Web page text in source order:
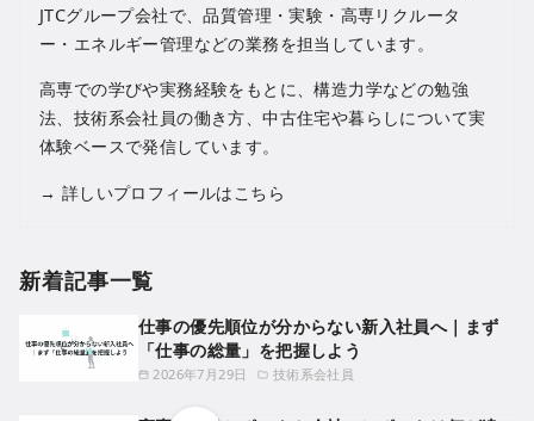
JTCグループ会社で、品質管理・実験・高専リクルータ
ー・エネルギー管理などの業務を担当しています。
高専での学びや実務経験をもとに、構造力学などの勉強
法、技術系会社員の働き方、中古住宅や暮らしについて実
体験ベースで発信しています。
→ 詳しいプロフィールはこちら
新着記事一覧
2026年7月29日 技術系会社員
仕事の優先順位が分からない新入社員へ｜まず
「仕事の総量」を把握しよう